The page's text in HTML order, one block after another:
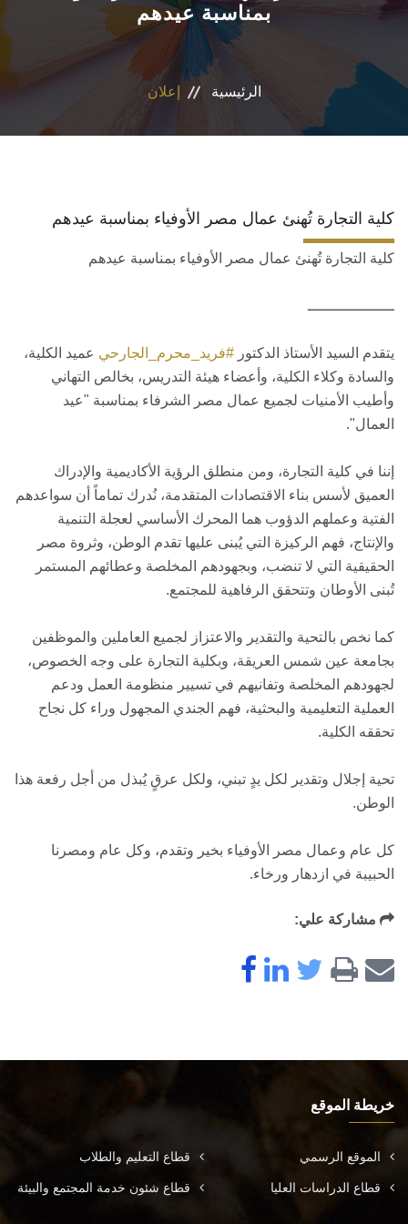
المجلات العلمية
بمناسبة عيدهم
الرئيسية إعلان
كلية التجارة تُهنئ عمال مصر الأوفياء بمناسبة عيدهم
كلية التجارة تُهنئ عمال مصر الأوفياء بمناسبة عيدهم
ـــــــــــــــــــ
يتقدم السيد الأستاذ الدكتور #فريد_محرم_الجارحي عميد الكلية،
والسادة وكلاء الكلية، وأعضاء هيئة التدريس، بخالص التهاني
وأطيب الأمنيات لجميع عمال مصر الشرفاء بمناسبة "عيد
العمال".
إننا في كلية التجارة، ومن منطلق الرؤية الأكاديمية والإدراك
العميق لأسس بناء الاقتصادات المتقدمة، نُدرك تماماً أن سواعدهم
الفتية وعملهم الدؤوب هما المحرك الأساسي لعجلة التنمية
والإنتاج، فهم الركيزة التي يُبنى عليها تقدم الوطن، وثروة مصر
الحقيقية التي لا تنضب، وبجهودهم المخلصة وعطائهم المستمر
تُبنى الأوطان وتتحقق الرفاهية للمجتمع.
كما نخص بالتحية والتقدير والاعتزاز لجميع العاملين والموظفين
بجامعة عين شمس العريقة، وبكلية التجارة على وجه الخصوص،
لجهودهم المخلصة وتفانيهم في تسيير منظومة العمل ودعم
العملية التعليمية والبحثية، فهم الجندي المجهول وراء كل نجاح
تحققه الكلية.
تحية إجلال وتقدير لكل يدٍ تبني، ولكل عرقٍ يُبذل من أجل رفعة هذا
الوطن.
كل عام وعمال مصر الأوفياء بخير وتقدم، وكل عام ومصرنا
الحبيبة في ازدهار ورخاء.
مشاركة علي:
خريطة الموقع
الموقع الرسمي قطاع التعليم والطلاب
قطاع الدراسات العليا قطاع شئون خدمة المجتمع والبيئة